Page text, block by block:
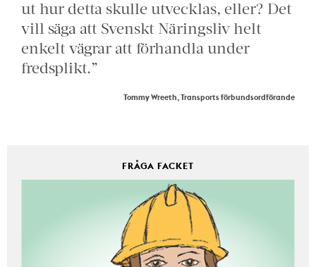
ut hur detta skulle utvecklas, eller? Det
vill säga att Svenskt Näringsliv helt
enkelt vägrar att förhandla under
fredsplikt.”
Tommy Wreeth, Transports förbundsordförande
FRÅGA FACKET